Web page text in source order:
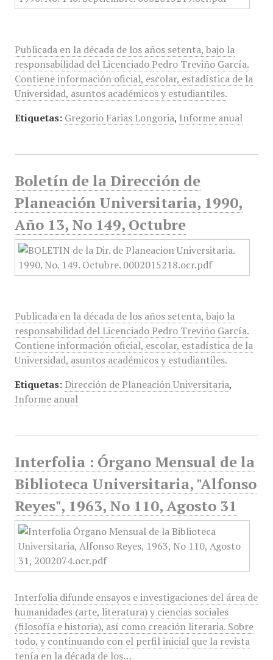
Publicada en la década de los años setenta, bajo la
responsabilidad del Licenciado Pedro Treviño García.
Contiene información oficial, escolar, estadística de la
Universidad, asuntos académicos y estudiantiles.
Etiquetas: Gregorio Farias Longoria, Informe anual
Boletín de la Dirección de
Planeación Universitaria, 1990,
Año 13, No 149, Octubre
Publicada en la década de los años setenta, bajo la
responsabilidad del Licenciado Pedro Treviño García.
Contiene información oficial, escolar, estadística de la
Universidad, asuntos académicos y estudiantiles.
Etiquetas: Dirección de Planeación Universitaria,
Informe anual
Interfolia : Órgano Mensual de la
Biblioteca Universitaria, "Alfonso
Reyes", 1963, No 110, Agosto 31
Interfolia difunde ensayos e investigaciones del área de
humanidades (arte, literatura) y ciencias sociales
(filosofía e historia), así como creación literaria. Sobre
todo, y continuando con el perfil inicial que la revista
tenía en la década de los…